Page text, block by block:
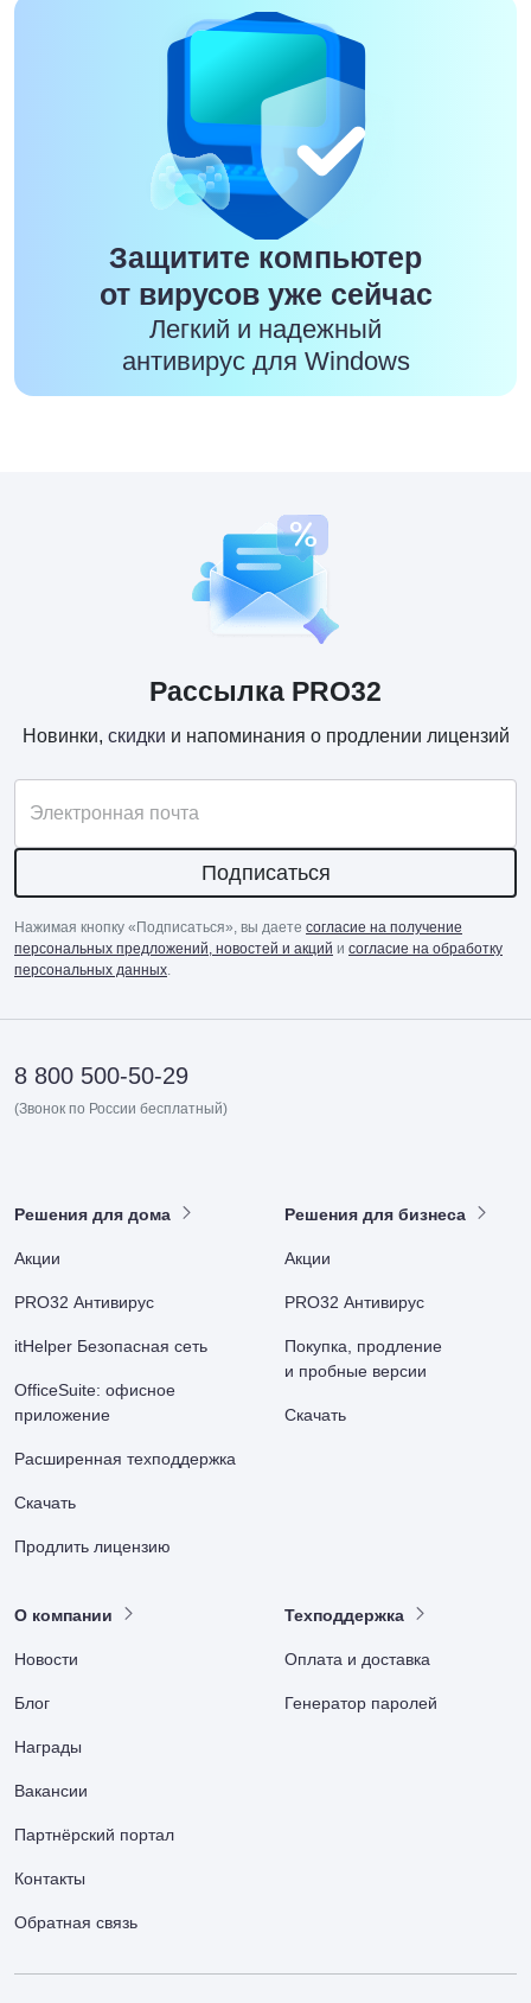
Защитите компьютер
от вирусов уже сейчас
Легкий и надежный
антивирус для Windows
Рассылка PRO32
Новинки, скидки и напоминания о продлении лицензий
Электронная почта
Подписаться
Нажимая кнопку «Подписаться», вы даете согласие на получение
персональных предложений, новостей и акций и согласие на обработку
персональных данных.
8 800 500-50-29
(Звонок по России бесплатный)
Решения для дома
Акции
PRO32 Антивирус
itHelper Безопасная сеть
OfficeSuite: офисное
приложение
Расширенная техподдержка
Скачать
Продлить лицензию
Решения для бизнеса
Акции
PRO32 Антивирус
Покупка, продление
и пробные версии
Скачать
О компании
Новости
Блог
Награды
Вакансии
Партнёрский портал
Контакты
Обратная связь
Техподдержка
Оплата и доставка
Генератор паролей